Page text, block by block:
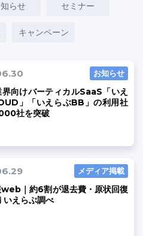
ホームページ制作実績
らせ セミナー
キャンペーン
お知らせ
向けバーティカルSaaS「いえ
」「いえらぶBB」の利用社
社を突破
メディア掲載
web｜約6割が退去費・原状回復
いえらぶ調べ